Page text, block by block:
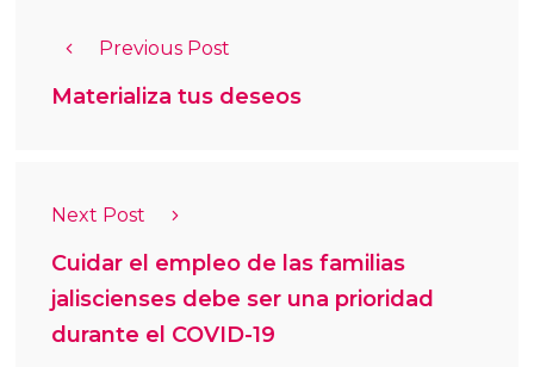
Previous Post
Materializa tus deseos
Next Post
Cuidar el empleo de las familias
jaliscienses debe ser una prioridad
durante el COVID-19